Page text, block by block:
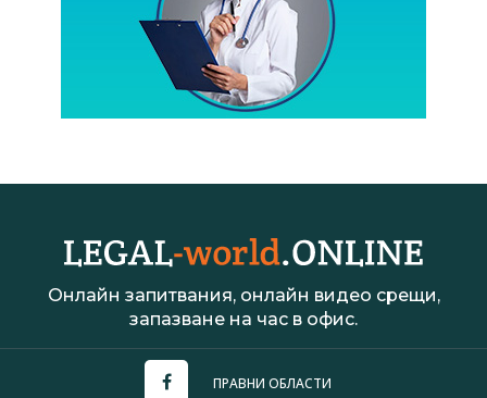
Онлайн запитвания, онлайн видео срещи,
запазване на час в офис.
ПРАВНИ ОБЛАСТИ